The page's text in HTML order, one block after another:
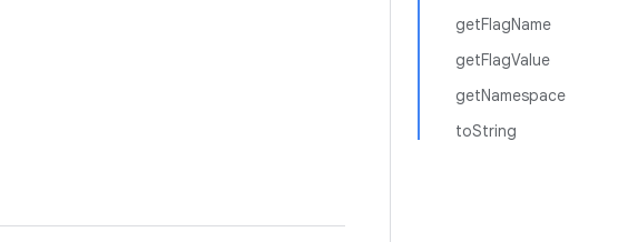
getFlagName
getFlagValue
getNamespace
toString